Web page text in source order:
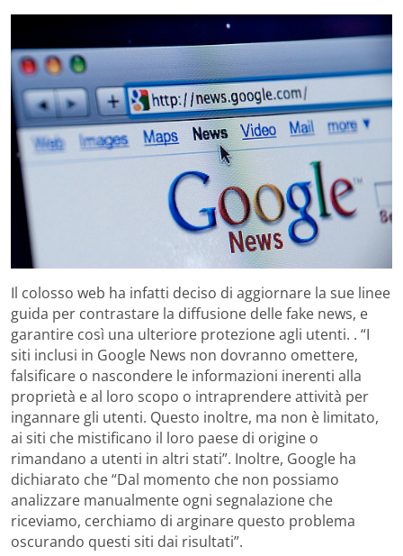
Il colosso web ha infatti deciso di aggiornare la sue linee
guida per contrastare la diffusione delle fake news, e
garantire così una ulteriore protezione agli utenti. . “I
siti inclusi in Google News non dovranno omettere,
falsificare o nascondere le informazioni inerenti alla
proprietà e al loro scopo o intraprendere attività per
ingannare gli utenti. Questo inoltre, ma non è limitato,
ai siti che mistificano il loro paese di origine o
rimandano a utenti in altri stati”. Inoltre, Google ha
dichiarato che “Dal momento che non possiamo
analizzare manualmente ogni segnalazione che
riceviamo, cerchiamo di arginare questo problema
oscurando questi siti dai risultati”.